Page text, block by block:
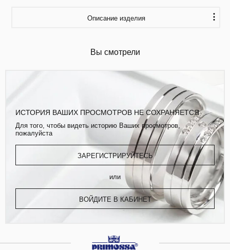
Описание изделия
Вы смотрели
ИСТОРИЯ ВАШИХ ПРОСМОТРОВ НЕ СОХРАНЯЕТСЯ
Для того, чтобы видеть историю Ваших просмотров,
пожалуйста
ЗАРЕГИСТРИРУЙТЕСЬ
или
ВОЙДИТЕ В КАБИНЕТ